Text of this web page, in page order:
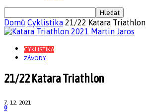
Domů Cyklistika 21/22 Katara Triathlon
CYKLISTIKA
ZÁVODY
21/22 Katara Triathlon
7. 12. 2021
0